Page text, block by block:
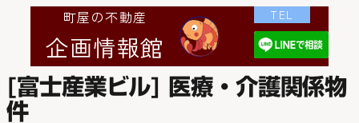
町屋の不動産
企画情報館
TEL
[富士産業ビル] 医療・介護関係物
件